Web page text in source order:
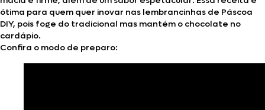
ótima para quem quer inovar nas lembrancinhas de Páscoa
DIY, pois foge do tradicional mas mantém o chocolate no
cardápio.
Confira o modo de preparo: